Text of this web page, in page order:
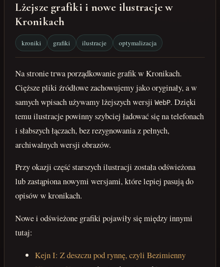
Lżejsze grafiki i nowe ilustracje w
Kronikach
kroniki grafiki ilustracje optymalizacja
Na stronie trwa porządkowanie grafik w Kronikach.
Cięższe pliki źródłowe zachowujemy jako oryginały, a w
samych wpisach używamy lżejszych wersjiWebP. Dzięki
temu ilustracje powinny szybciej ładować się na telefonach
i słabszych łączach, bez rezygnowania z pełnych,
archiwalnych wersji obrazów.
Przy okazji część starszych ilustracji została odświeżona
lub zastąpiona nowymi wersjami, które lepiej pasują do
opisów w kronikach.
Nowe i odświeżone grafiki pojawiły się między innymi
tutaj:
Kejn I: Z deszczu pod rynnę, czyli Bezimienny